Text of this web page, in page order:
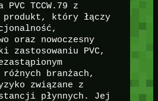
PVC TCCW.79 z
produkt, który łączy
oraz nowoczesny
zastosowaniu PVC,
różnych branżach,
związane z
płynnych. Jej